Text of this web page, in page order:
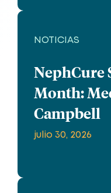
NOTICIAS
NephCure
Month:
Campbell
julio 30, 2026